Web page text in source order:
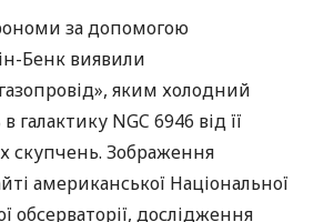
за допомогою
Бенк виявили
яким холодний
галактику NGC 6946 від її
скупчень. Зображення
американської Національної
обсерваторії, дослідження